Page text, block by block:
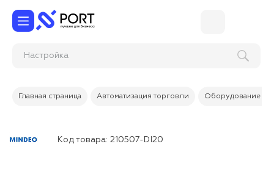
Настрой
Главная страница Автоматизация торговли Оборудование
Код товара: 210507-DI20